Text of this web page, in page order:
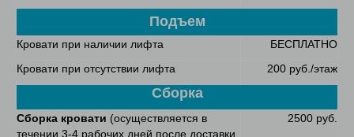
Подъем
Кровати при наличии лифта
БЕСПЛАТНО
Кровати при отсутствии лифта
200 руб./этаж
Сборка
Сборка кровати (осуществляется в
течении 3-4 рабочих дней после доставки,
2500 руб.